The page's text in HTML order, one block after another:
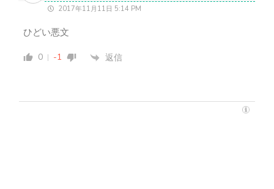
2017年11月11日 5:14 PM
ひどい悪文
0 -1 返信